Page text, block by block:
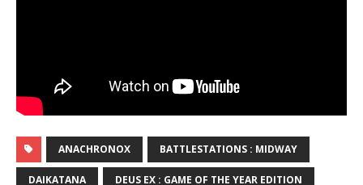
ANACHRONOX BATTLESTATIONS : MIDWAY
DAIKATANA DEUS EX : GAME OF THE YEAR EDITION